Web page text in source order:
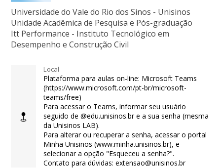
Universidade do Vale do Rio dos Sinos - Unisinos
Unidade Acadêmica de Pesquisa e Pós-graduação
Itt Performance - Instituto Tecnológico em
Desempenho e Construção Civil
Local
Plataforma para aulas on-line: Microsoft Teams
(https://www.microsoft.com/pt-br/microsoft-
teams/free)
Para acessar o Teams, informar seu usuário
seguido de @edu.unisinos.br e a sua senha (mesma
da Unisinos LAB).
Para alterar ou recuperar a senha, acessar o portal
Minha Unisinos (www.minha.unisinos.br), e
selecionar a opção "Esqueceu a senha?".
Contato para dúvidas: extensao@unisinos.br